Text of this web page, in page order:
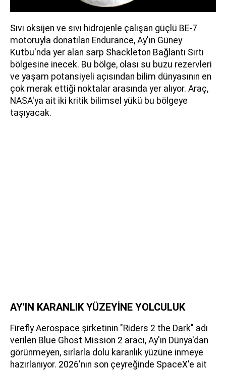
Sıvı oksijen ve sıvı hidrojenle çalışan güçlü BE-7
motoruyla donatılan Endurance, Ay'ın Güney
Kutbu'nda yer alan sarp Shackleton Bağlantı Sırtı
bölgesine inecek. Bu bölge, olası su buzu rezervleri
ve yaşam potansiyeli açısından bilim dünyasının en
çok merak ettiği noktalar arasında yer alıyor. Araç,
NASA'ya ait iki kritik bilimsel yükü bu bölgeye
taşıyacak.
AY'IN KARANLIK YÜZEYİNE YOLCULUK
Firefly Aerospace şirketinin "Riders 2 the Dark" adı
verilen Blue Ghost Mission 2 aracı, Ay'ın Dünya'dan
görünmeyen, sırlarla dolu karanlık yüzüne inmeye
hazırlanıyor. 2026'nın son çeyreğinde SpaceX'e ait